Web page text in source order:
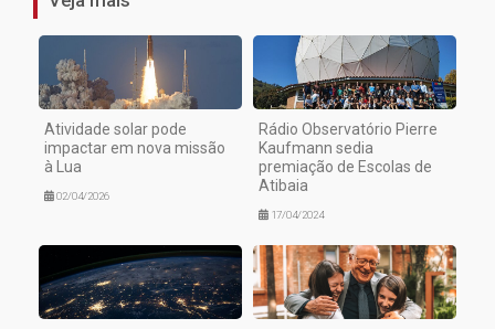
Atividade solar pode
impactar em nova missão
à Lua
02/04/2026
Rádio Observatório Pierre
Kaufmann sedia
premiação de Escolas de
Atibaia
17/04/2024